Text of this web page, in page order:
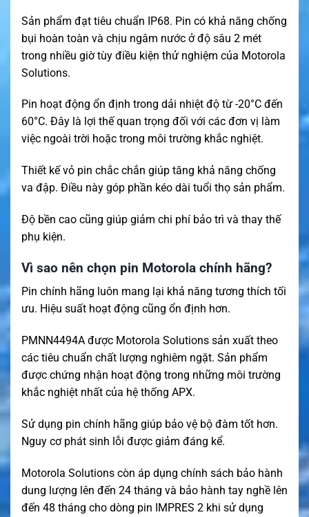
Sản phẩm đạt tiêu chuẩn IP68. Pin có khả năng chống
bụi hoàn toàn và chịu ngâm nước ở độ sâu 2 mét
trong nhiều giờ tùy điều kiện thử nghiệm của Motorola
Solutions.
Pin hoạt động ổn định trong dải nhiệt độ từ -20°C đến
60°C. Đây là lợi thế quan trọng đối với các đơn vị làm
việc ngoài trời hoặc trong môi trường khắc nghiệt.
Thiết kế vỏ pin chắc chắn giúp tăng khả năng chống
va đập. Điều này góp phần kéo dài tuổi thọ sản phẩm.
Độ bền cao cũng giúp giảm chi phí bảo trì và thay thế
phụ kiện.
Vì sao nên chọn pin Motorola chính hãng?
Pin chính hãng luôn mang lại khả năng tương thích tối
ưu. Hiệu suất hoạt động cũng ổn định hơn.
PMNN4494A được Motorola Solutions sản xuất theo
các tiêu chuẩn chất lượng nghiêm ngặt. Sản phẩm
được chứng nhận hoạt động trong những môi trường
khắc nghiệt nhất của hệ thống APX.
Sử dụng pin chính hãng giúp bảo vệ bộ đàm tốt hơn.
Nguy cơ phát sinh lỗi được giảm đáng kể.
Motorola Solutions còn áp dụng chính sách bảo hành
dung lượng lên đến 24 tháng và bảo hành tay nghề lên
đến 48 tháng cho dòng pin IMPRES 2 khi sử dụng